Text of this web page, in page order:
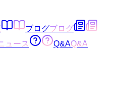
ブログブログ
ュース Q&AQ&A